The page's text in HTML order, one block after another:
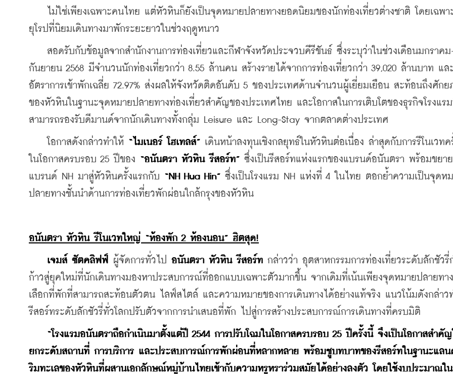
ไม่ใช่เพียงเฉพาะคนไทย แต่หัวหินก็ยังเป็นจุดหมายปลายทางยอดนิยมของนักท่องเที่ยวต่างชาติ โดยเฉพา
ยุโรปที่นิยมเดินทางมาพักระยะยาวในช่วงฤดูหนาว
สอดรับกับข้อมูลจากสำนักงานการท่องเที่ยวและกีฬาจังหวัดประจวบคีรีขันธ์ ซึ่งระบุว่าในช่วงเดือนมกราค
กันยายน 2568 มีจำนวนนักท่องเที่ยวกว่า 8.55 ล้านคน สร้างรายได้จากการท่องเที่ยวกว่า 39,020 ล้านบาท แล
อัตราการเข้าพักเฉลี่ย 72.97% ส่งผลให้จังหวัดติดอันดับ 5 ของประเทศด้านจำนวนผู้เยี่ยมเยือน สะท้อนถึงศักย
ของหัวหินในฐานะจุดหมายปลายทางท่องเที่ยวสำคัญของประเทศไทย และโอกาสในการเติบโตของธุรกิจโรงแร
สามารถรองรับดีมานด์จากนักเดินทางทั้งกลุ่ม Leisure และ Long-Stay จากตลาดต่างประเทศ
โอกาสดังกล่าวทำให้ “ไมเนอร์ โฮเทลส์” เดินหน้าลงทุนเชิงกลยุทธ์ในหัวหินต่อเนื่อง ล่าสุดกับการรีโนเวทค
ในโอกาสครบรอบ 25 ปีของ “อนันตรา หัวหิน รีสอร์ท” ซึ่งเป็นรีสอร์ทแห่งแรกของแบรนด์อนันตรา พร้อมขยาย
แบรนด์ NH มาสู่หัวหินครั้งแรกกับ “NH Hua Hin” ซึ่งเป็นโรงแรม NH แห่งที่ 4 ในไทย ตอกย้ำความเป็นจุดห
ปลายทางชั้นนำด้านการท่องเที่ยวพักผ่อนใกล้กรุงของหัวหิน
อนันตรา หัวหิน รีโนเวทใหญ่ “ห้องพัก 2 ห้องนอน” ฮิตสุด!
เจมส์ ซัตคลิฟฟ์ ผู้จัดการทั่วไป อนันตรา หัวหิน รีสอร์ท กล่าวว่า อุตสาหกรรมการท่องเที่ยวระดับลักชัวรี่
ก้าวสู่ยุคใหม่ที่นักเดินทางมองหาประสบการณ์ที่ออกแบบเฉพาะตัวมากขึ้น จากเดิมที่เน้นเพียงจุดหมายปลายทา
เลือกที่พักที่สามารถสะท้อนตัวตน ไลฟ์สไตล์ และความหมายของการเดินทางได้อย่างแท้จริง แนวโน้มดังกล่าว
รีสอร์ทระดับลักชัวรี่ทั่วโลกปรับตัวจากการนำเสนอที่พัก ไปสู่การสร้างประสบการณ์การเดินทางที่ครบมิติ
“โรงแรมอนันตราถือกำเนินมาตั้งแต่ปี 2544 การปรับโฉมในโอกาสครบรอบ 25 ปีครั้งนี้ จึงเป็นโอกาสสำคัญ
ยกระดับสถานที่ การบริการ และประสบการณ์การพักผ่อนที่หลากหลาย พร้อมชูบทบาทของรีสอร์ทในฐานะแลน
ริมทะเลของหัวหินที่ผสานเอกลักษณ์หมู่บ้านไทยเข้ากับความหรูหราร่วมสมัยได้อย่างลงตัว โดยใช้งบประมาณใน